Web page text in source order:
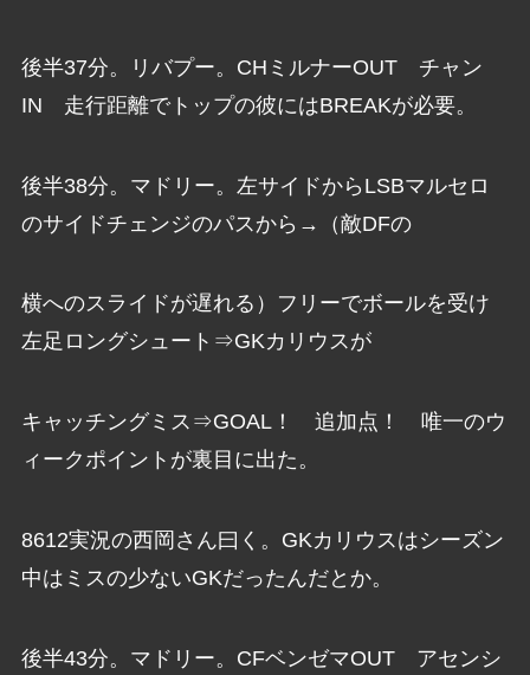
後半37分。リバプー。CHミルナーOUT チャン
IN 走行距離でトップの彼にはBREAKが必要。
後半38分。マドリー。左サイドからLSBマルセロ
のサイドチェンジのパスから→（敵DFの
横へのスライドが遅れる）フリーでボールを受け
左足ロングシュート⇒GKカリウスが
キャッチングミス⇒GOAL！ 追加点！ 唯一のウ
ィークポイントが裏目に出た。
8612実況の西岡さん曰く。GKカリウスはシーズン
中はミスの少ないGKだったんだとか。
後半43分。マドリー。CFベンゼマOUT アセンシ